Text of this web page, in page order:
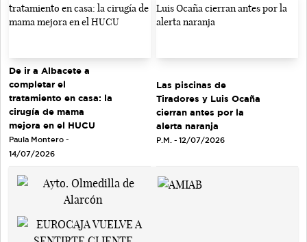
De ir a Albacete a
completar el
tratamiento en casa: la
cirugía de mama
mejora en el HUCU
Paula Montero -
14/07/2026
Las piscinas de
Tiradores y Luis Ocaña
cierran antes por la
alerta naranja
P.M. - 12/07/2026